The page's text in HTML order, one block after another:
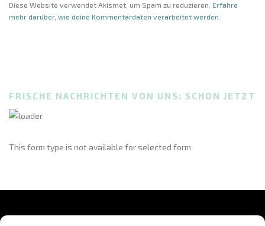
Diese Website verwendet Akismet, um Spam zu reduzieren. Erfahre
mehr darüber, wie deine Kommentardaten verarbeitet werden
FRISCHE NACHRICHTEN VON UNS: SCHON JETZT
This form type is not available for selected form